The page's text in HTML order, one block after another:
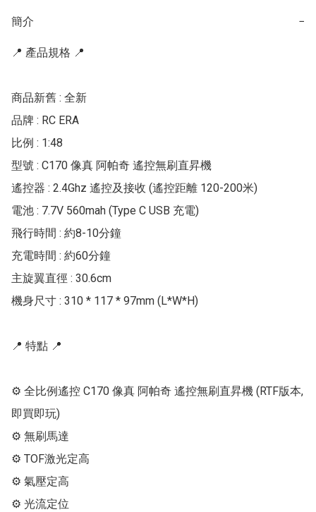
簡介 −
📍 產品規格 📍
商品新舊 : 全新
品牌 : RC ERA
比例 : 1:48
型號 : C170 像真 阿帕奇 遙控無刷直昇機
遙控器 : 2.4Ghz 遙控及接收 (遙控距離 120-200米)
電池 : 7.7V 560mah (Type C USB 充電)
飛行時間 : 約8-10分鐘
充電時間 : 約60分鐘
主旋翼直徑 : 30.6cm
機身尺寸 : 310 * 117 * 97mm (L*W*H)
📍 特點 📍
⚙ 全比例遙控 C170 像真 阿帕奇 遙控無刷直昇機 (RTF版本,
即買即玩)
⚙ 無刷馬達
⚙ TOF激光定高
⚙ 氣壓定高
⚙ 光流定位